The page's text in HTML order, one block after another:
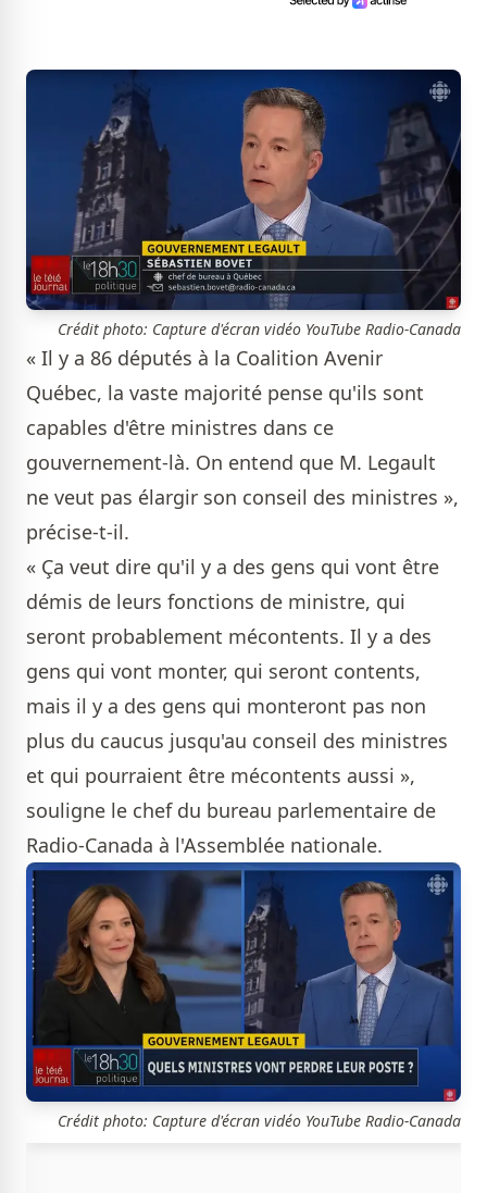
Crédit photo: Capture d'écran vidéo YouTube Radio-Canada
« Il y a 86 députés à la Coalition Avenir
Québec, la vaste majorité pense qu'ils sont
capables d'être ministres dans ce
gouvernement-là. On entend que M. Legault
ne veut pas élargir son conseil des ministres »,
précise-t-il.
« Ça veut dire qu'il y a des gens qui vont être
démis de leurs fonctions de ministre, qui
seront probablement mécontents. Il y a des
gens qui vont monter, qui seront contents,
mais il y a des gens qui monteront pas non
plus du caucus jusqu'au conseil des ministres
et qui pourraient être mécontents aussi »,
souligne le chef du bureau parlementaire de
Radio-Canada à l'Assemblée nationale.
Crédit photo: Capture d'écran vidéo YouTube Radio-Canada